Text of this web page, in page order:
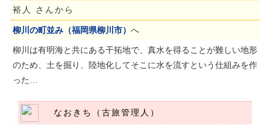
裕人 さんから
柳川の町並み（福岡県柳川市） へ
柳川は有明海と共にある干拓地で、真水を得ることが難しい地形
のため、土を掘り、陸地化してそこに水を流すという仕組みを作
った…
なおきち（古旅管理人）